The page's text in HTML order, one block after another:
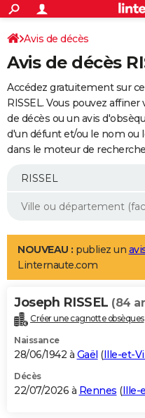
ACTUALITÉS
Politique
Société
Faits Divers
Education
Monde
Villes
+
SPORT
Coupe du monde 2026
Football
Tennis
Cyclisme
Rugby
Forum
Programme TV
TNT
Streaming
Cinéma
Sorties cinéma
Musique
+
FINANCE
Retraite
Impôts
Epargne
Immobilier
Risques naturels par ville
Banque
Assurance
Crédit
AUTO
Essais
Réserver un essai
Citadines
Berlines
SUV
Forum auto
+
Mobiles
Meilleur smartphone
Internet
Ordinateurs
Jeux vidéo
Guide high-tech
Aménagement intérieur
LIFESTYLE
Art de vivre
Bien-être
Loisirs
Mode
Modes de vie
Alimentation
Guide de la santé
Maladies
Médicaments
Sommeil
VOYAGE
Destinations
City break
Voyage nature
Voyage de noces
Forum
Climat
+PHOTO
GUIDES D'ACHAT
BONS PLANS
Avis de décès
Avis de décès
Accédez gratuitement sur
RISSEL. Vous pouvez
de décès ou un avis
d'un défunt et/ou le nom ou
dans le moteur de
NOUVEAU : publiez un
Linternaute.com
Joseph RISSEL (84
Créer une cagnotte obsèques
Naissance
28/06/1942 à Gaël (Ille-et-
Décès
22/07/2026 à Rennes (Ille-